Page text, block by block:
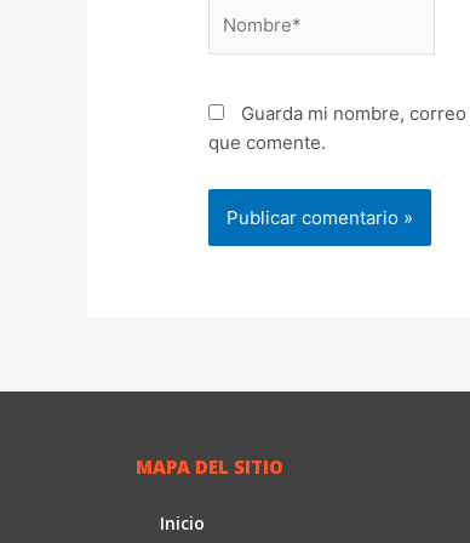
Guarda mi nombre,
que comente.
MAPA DEL SITIO
Inicio